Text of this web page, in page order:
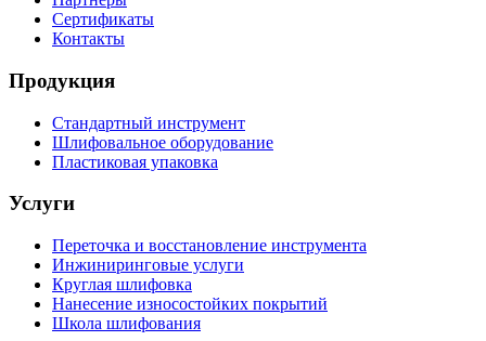
Сертификаты
Контакты
Продукция
Стандартный инструмент
Шлифовальное оборудование
Пластиковая упаковка
Услуги
Переточка и восстановление инструмента
Инжиниринговые услуги
Круглая шлифовка
Нанесение износостойких покрытий
Школа шлифования